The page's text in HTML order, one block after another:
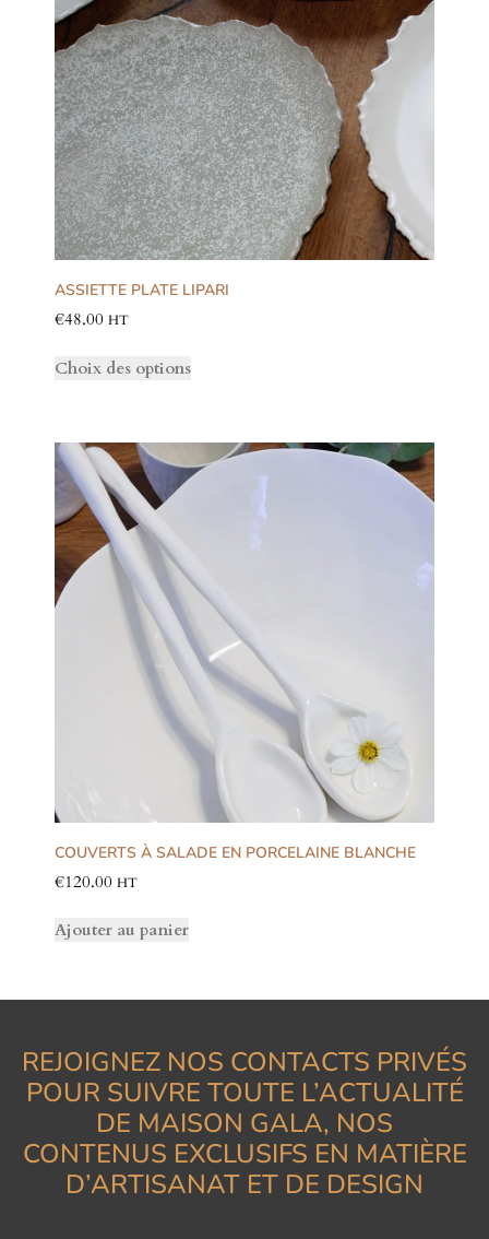
ASSIETTE PLATE LIPARI
€48.00 HT
Choix des options
COUVERTS À SALADE EN PORCELAINE BLANCHE
€120.00 HT
Ajouter au panier
REJOIGNEZ NOS CONTACTS PRIVÉS
POUR SUIVRE TOUTE L’ACTUALITÉ
DE MAISON GALA, NOS
CONTENUS EXCLUSIFS EN MATIÈRE
D’ARTISANAT ET DE DESIGN